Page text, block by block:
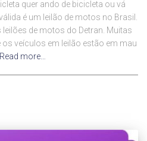
quer ando de bicicleta ou vá
é um leilão de motos no Brasil.
de motos do Detran. Muitas
veículos em leilão estão em mau
Read more…